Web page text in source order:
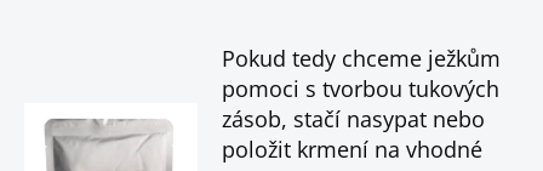
Pokud tedy chceme ježkům
pomoci s tvorbou tukových
zásob, stačí nasypat nebo
položit krmení na vhodné